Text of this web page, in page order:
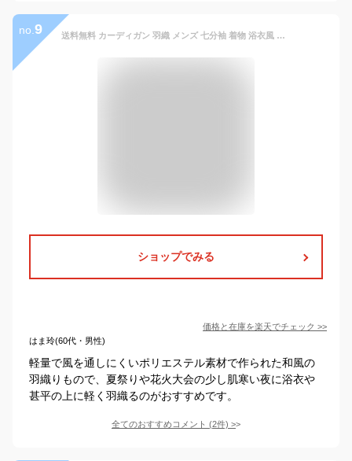
no. 9 送料無料 カーディガン 羽織 メンズ 七分袖 着物 浴衣風 甚平風 羽織り 無地 大きいサイズ 男性用羽織 涼しい 日焼け止め 薄手 カジュアル 冷房対策 はおり サマーコーデ UVカット イベント お祭り プレゼント
ショップでみる
価格と在庫を楽天でチェック >>
はま玲(60代・男性)
軽量で風を通しにくいポリエステル素材で作られた和風の
羽織りもので、夏祭りや花火大会の少し肌寒い夜に浴衣や
甚平の上に軽く羽織るのがおすすめです。
全てのおすすめコメント (2件) >